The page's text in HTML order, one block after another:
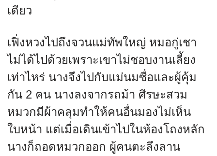
เดียว
เฟิ่งหวงไปถึงจวนแม่ทัพใหญ่ หมอกู่เชา
ไม่ได้ไปด้วยเพราะเขาไม่ชอบงานเลี้ยง
เท่าไหร่ นางจึงไปกับแม่นมซื่อและผู้คุ้ม
กัน 2 คน นางลงจากรถม้า ศีรษะสวม
หมวกมีผ้าคลุมทำให้คนอื่นมองไม่เห็น
ใบหน้า แต่เมื่อเดินเข้าไปในห้องโถงหลัก
นางก็ถอดหมวกออก ผู้คนตะลึงลาน